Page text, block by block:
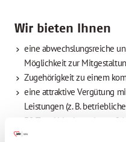
Wir bieten Ihnen
eine abwechslungsreiche
Möglichkeit zur
Zugehörigkeit zu einem
eine attraktive Vergütung
Leistungen (z. B.
30 Tage Urlaub sowie am
innerbetriebliche und